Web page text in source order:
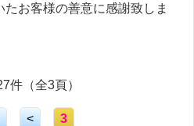
お客様の善意に感謝致しま
件（全3頁）
< 3